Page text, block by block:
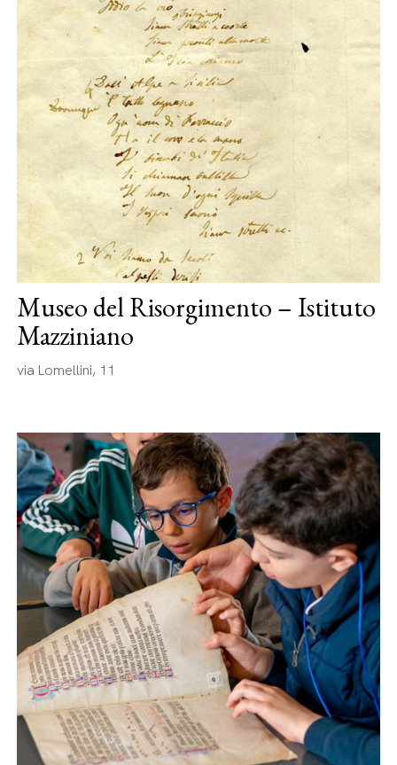
Museo del Risorgimento – Istituto
Mazziniano
via Lomellini, 11